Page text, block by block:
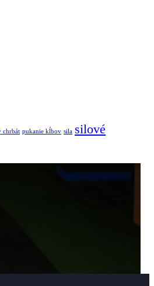
chrbát pukanie kĺbov sila silové